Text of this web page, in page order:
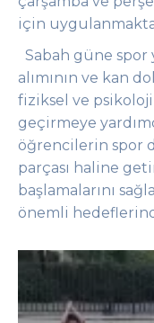
için
Sabah güne spor
alımının ve kan
fiziksel ve
geçirmeye
öğrencilerin spor
parçası haline
başlamalarını
önemli